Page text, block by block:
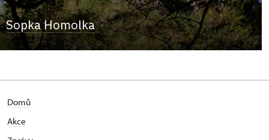
Sopka Homolka
Domů
Akce